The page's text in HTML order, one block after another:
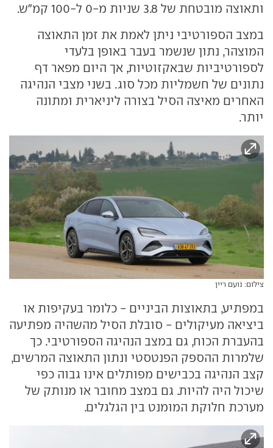
ותאוצה מובטחת של 3.8 שניות מ-0 ל-100 קמ"ש.
במצב הספורטיבי ניתן לאמת את זמן התאוצה
המוצהר, נתון שנשמר בעבר באופן בלעדי
לספורטיביות שבאקזוטיות, אך היום מפאר דף
נתונים של חשמליות מכל סוג. בשני מצבי הנהיגה
האחרים מאיצה הסיל בצורה ליניארית ומתונה
יותר.
צילום: נועם ריין
במפתיע, בתאוצות הביניים - כלומר בעקיפות או
ביציאה מעיקולים - סובלת הסיל מהשהיה מפתיעה
בהעברת הכוח, גם במצב הנהיגה הספורטיבי. כך
שלמרות ההספק הפנטסטי ונתון התאוצה המרשים,
קצב הנהיגה בכבישים מפותלים אינו גבוה כפי
שיכול היה להיות. גם במצב מחובר או מנותק של
מערכת חלוקת המומנט בין הגלגלים.